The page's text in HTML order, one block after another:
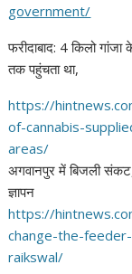
government/
फरीदाबाद: 4 किलो गांजा
तक पहुंचता था,
https://
of-cannabis-
areas/
अगवानपुर में बिजली
ज्ञापन
https://
change-the-
raikswal/